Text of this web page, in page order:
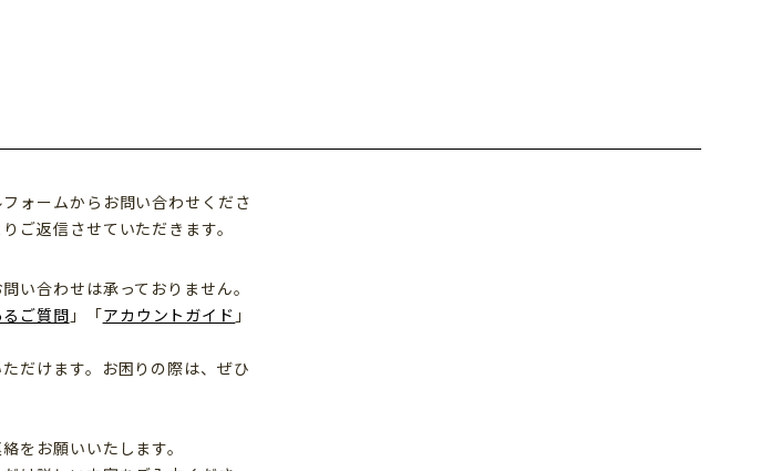
ォームからお問い合わせくださ
ご返信させていただきます。
い合わせは承っておりません。
ご質問 」「アカウントガイド 」
だけます。お困りの際は、ぜひ
をお願いいたします。